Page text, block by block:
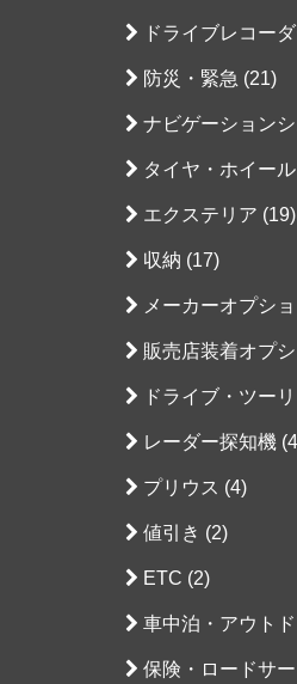
ドライブレコー
防災・緊急 (21)
ナビゲーション
タイヤ・ホイー
エクステリア (19)
収納 (17)
メーカーオプシ
販売店装着オプ
ドライブ・ツー
レーダー探知機
プリウス (4)
値引き (2)
ETC (2)
車中泊・アウト
保険・ロードサ